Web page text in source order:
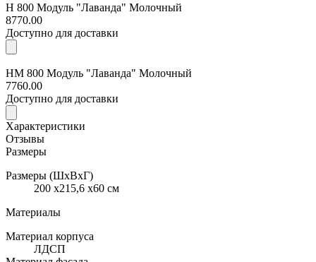
Н 800 Модуль "Лаванда" Молочный
8770.00
Доступно для доставки
НМ 800 Модуль "Лаванда" Молочный
7760.00
Доступно для доставки
Характеристики
Отзывы
Размеры
Размеры (ШхВхГ)
200 x215,6 x60 см
Материалы
Материал корпуса
ЛДСП